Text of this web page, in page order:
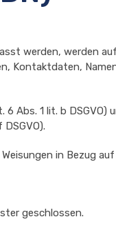
werden, werden
Kontaktdaten,
Abs. 1 lit. b DSGVO)
in Bezug
geschlossen.